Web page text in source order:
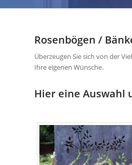
Rosenbögen /
Überzeugen Sie sich von der
Ihre eigenen Wünsche.
Hier eine Auswahl